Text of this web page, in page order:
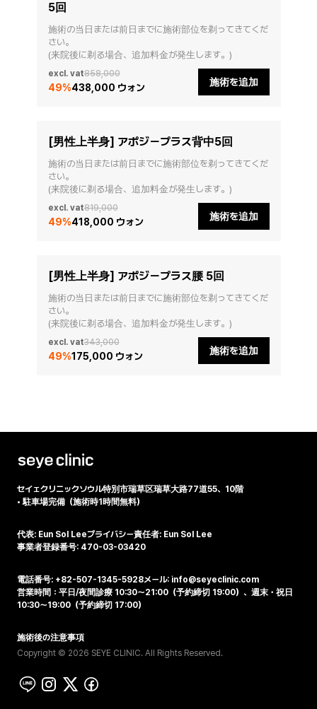
5回
施術の当日または前日までに施術部位を剃ってきてくだ
さい。
(来院後に剃る場合、追加料金が発生します。)
excl. vat858,000
49%438,000 ウォン 施術を追加
[男性上半身] アポジープラス背中5回
施術の当日または前日までに施術部位を剃ってきてくだ
さい。
(来院後に剃る場合、追加料金が発生します。)
excl. vat819,000
49%418,000 ウォン 施術を追加
[男性上半身] アポジープラス腰 5回
施術の当日または前日までに施術部位を剃ってきてくだ
さい。
(来院後に剃る場合、追加料金が発生します。)
excl. vat343,000
49%175,000 ウォン 施術を追加
セイェクリニックソウル特別市瑞草区瑞草大路77道55、10階
•駐車場完備（施術時1時間無料）
代表: Eun Sol Leeプライバシー責任者: Eun Sol Lee
事業者登録番号: 470-03-03420
電話番号: +82-507-1345-5928メール: info@seyeclinic.com
営業時間：平日/夜間診療 10:30～21:00（予約締切 19:00）、週末・祝日
10:30～19:00（予約締切 17:00）
施術後の注意事項
Copyright © 2026 SEYE CLINIC. All Rights Reserved.